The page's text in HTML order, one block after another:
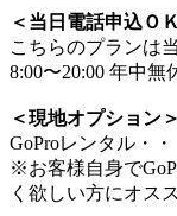
＜当日電話申込Ｏ
こちらのプランは
8:00〜20:00 年中無
＜現地オプション＞
GoProレンタル・・
※お客様自身で
く欲しい方にオス